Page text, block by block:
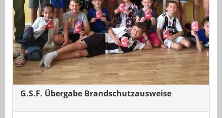
G.S.F. Übergabe Brandschutzausweise